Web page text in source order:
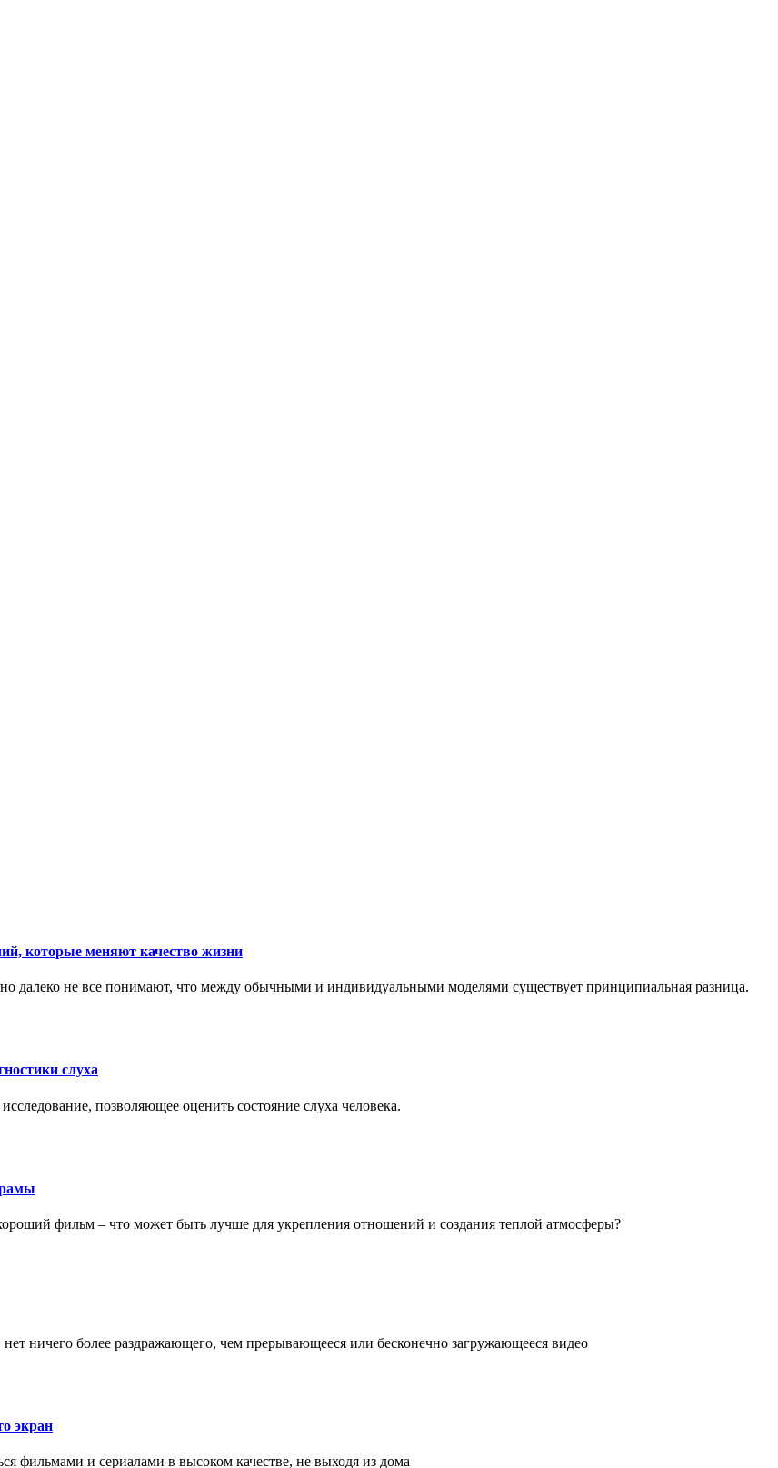
которые меняют качество жизни
не все понимают, что между обычными и индивидуальными моделями существует принципиальная разница.
слуха
позволяющее оценить состояние слуха человека.
фильм – что может быть лучше для укрепления отношений и создания теплой атмосферы?
нет ничего более раздражающего, чем прерывающееся или бесконечно загружающееся видео
экран
фильмами и сериалами в высоком качестве, не выходя из дома